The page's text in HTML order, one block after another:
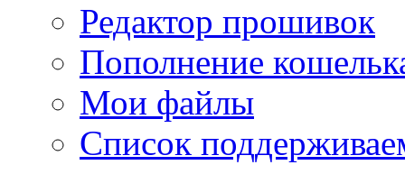
Редактор прошивок
Пополнение
Мои файлы
Список